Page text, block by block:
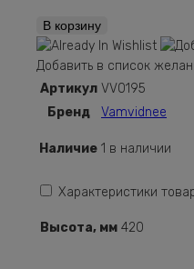
Количество
Настольная
лампа
VV0195
В корзину
Добавить в список
Артикул VV0195
Бренд
Vamvidnee
Наличие 1 в наличии
Характеристики
Высота, мм 420